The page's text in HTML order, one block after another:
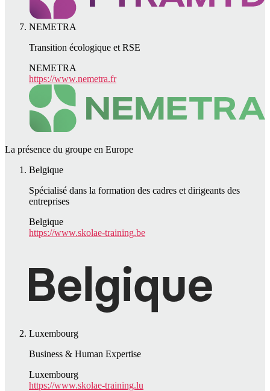
NEMETRA
Transition écologique et RSE
NEMETRA
https://www.nemetra.fr
La présence du groupe en Europe
Belgique
Spécialisé dans la formation des cadres et dirigeants des
entreprises
Belgique
https://www.skolae-training.be
Luxembourg
Business & Human Expertise
Luxembourg
https://www.skolae-training.lu